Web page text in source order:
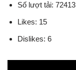
Số lượt tải: 72413
Likes: 15
Dislikes: 6